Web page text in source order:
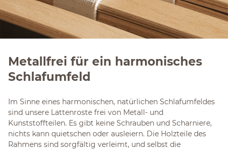
Metallfrei für ein harmonisches
Schlafumfeld
Im Sinne eines harmonischen, natürlichen Schlafumfeldes
sind unsere Lattenroste frei von Metall- und
Kunststoffteilen. Es gibt keine Schrauben und Scharniere,
nichts kann quietschen oder ausleiern. Die Holzteile des
Rahmens sind sorgfältig verleimt, und selbst die